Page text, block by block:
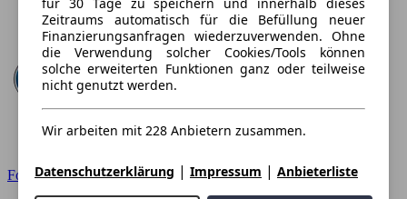
Zeitraums automatisch für die Befüllung neuer
Finanzierungsanfragen wiederzuverwenden. Ohne
die Verwendung solcher Cookies/Tools können
solche erweiterten Funktionen ganz oder teilweise
nicht genutzt werden.
Wir arbeiten mit 228 Anbietern zusammen.
Datenschutzerklärung | Impressum | Anbieterliste
Ford